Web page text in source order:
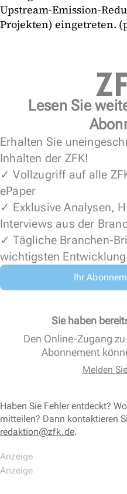
Upstream-Emission-
Projekten) eingetreten.
Lesen Sie
Erhalten Sie
Inhalten der ZFK!
✓ Vollzugriff auf alle
ePaper
✓ Exklusive Analysen,
Interviews aus der
✓ Tägliche Branchen-
wichtigsten
Ihr
Sie haben
Den Online-Zugang
Abonnement
Melden
Haben Sie Fehler entdeckt?
mitteilen? Dann kontaktieren
redaktion@zfk.de.